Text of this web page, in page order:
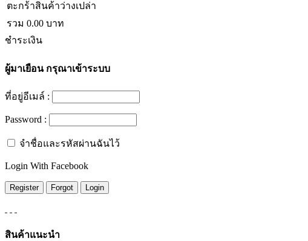
ตะกร้าสินค้าว่างเปล่า
รวม 0.00 บาท
ชำระเงิน
ผู้มาเยือนกรุณาเข้าระบบ
ที่อยู่อีเมล์ :
Password :
จำชื่อและรหัสผ่านฉันไว้
Login With Facebook
สินค้าแนะนำ